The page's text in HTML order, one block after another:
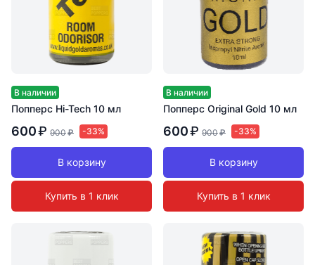
В наличии
Попперс Hi-Tech 10 мл
600₽ 900₽ -33%
В корзину
Купить в 1 клик
В наличии
Попперс Original Gold 10 мл
600₽ 900₽ -33%
В корзину
Купить в 1 клик